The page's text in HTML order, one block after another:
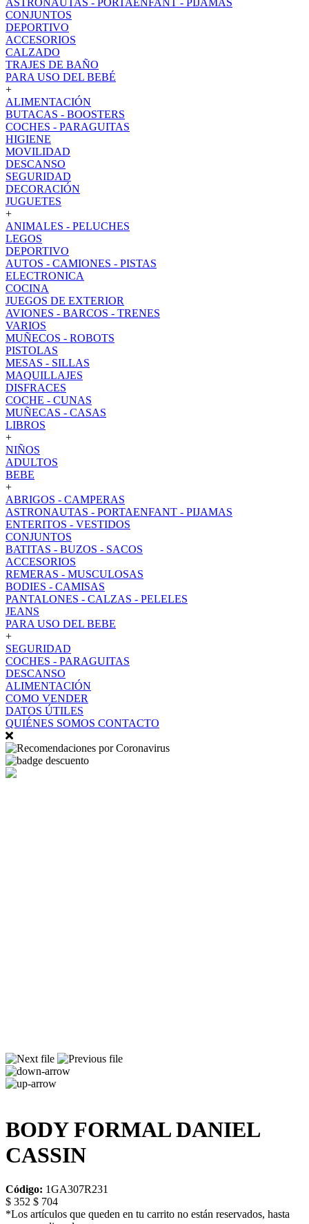
ASTRONAUTAS - PORTAENFANT - PIJAMAS
CONJUNTOS
DEPORTIVO
ACCESORIOS
CALZADO
TRAJES DE BAÑO
PARA USO DEL BEBÉ
+
ALIMENTACIÓN
BUTACAS - BOOSTERS
COCHES - PARAGUITAS
HIGIENE
MOVILIDAD
DESCANSO
SEGURIDAD
DECORACIÓN
JUGUETES
+
ANIMALES - PELUCHES
LEGOS
DEPORTIVO
AUTOS - CAMIONES - PISTAS
ELECTRONICA
COCINA
JUEGOS DE EXTERIOR
AVIONES - BARCOS - TRENES
VARIOS
MUÑECOS - ROBOTS
PISTOLAS
MESAS - SILLAS
MAQUILLAJES
DISFRACES
COCHE - CUNAS
MUÑECAS - CASAS
LIBROS
+
NIÑOS
ADULTOS
BEBE
+
ABRIGOS - CAMPERAS
ASTRONAUTAS - PORTAENFANT - PIJAMAS
ENTERITOS - VESTIDOS
CONJUNTOS
BATITAS - BUZOS - SACOS
ACCESORIOS
REMERAS - MUSCULOSAS
BODIES - CAMISAS
PANTALONES - CALZAS - PELELES
JEANS
PARA USO DEL BEBE
+
SEGURIDAD
COCHES - PARAGUITAS
DESCANSO
ALIMENTACIÓN
COMO VENDER
DATOS ÚTILES
QUIÉNES SOMOS CONTACTO
BODY FORMAL DANIEL
CASSIN
Código: 1GA307R231
$ 352 $ 704
*Los artículos que queden en tu carrito no están reservados, hasta